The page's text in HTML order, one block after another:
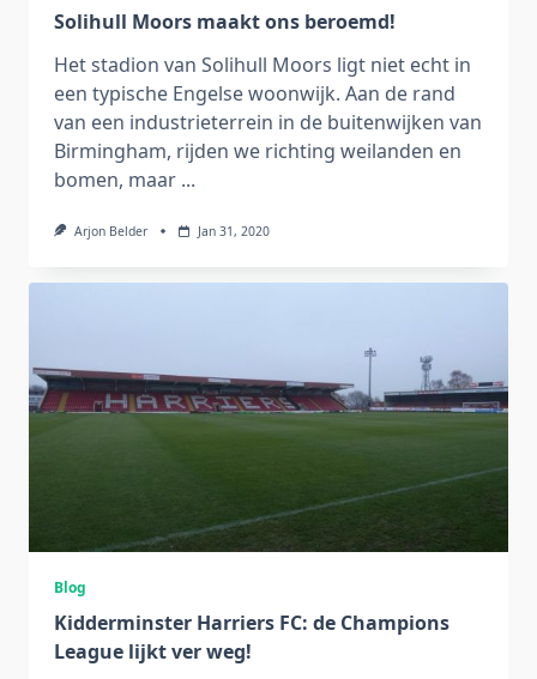
Solihull Moors maakt ons beroemd!
Het stadion van Solihull Moors ligt niet echt in
een typische Engelse woonwijk. Aan de rand
van een industrieterrein in de buitenwijken van
Birmingham, rijden we richting weilanden en
bomen, maar ...
Arjon Belder Jan 31, 2020
Blog
Kidderminster Harriers FC: de Champions
League lijkt ver weg!